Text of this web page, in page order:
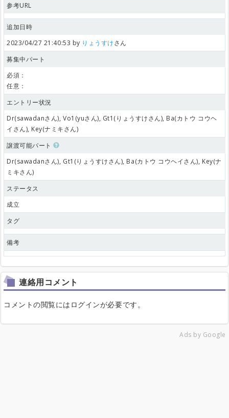
参考URL
追加日時
2023/04/27 21:40:53 by りょうすけさん
募集中パート
必須：
任意：
エントリー状況
Dr(sawadanさん), Vo1(yuさん), Gt1(りょうすけさん), Ba(カトウ コウヘ
イさん), Key(ナミキさん)
譲渡可能パート
Dr(sawadanさん), Gt1(りょうすけさん), Ba(カトウ コウヘイさん), Key(ナ
ミキさん)
ステータス
成立
タグ
備考
連絡用コメント
コメントの閲覧にはログインが必要です。
Ads by Google